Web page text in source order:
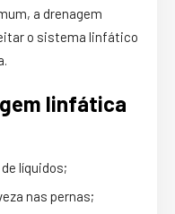
a drenagem
o sistema linfático
linfática
líquidos;
nas pernas;